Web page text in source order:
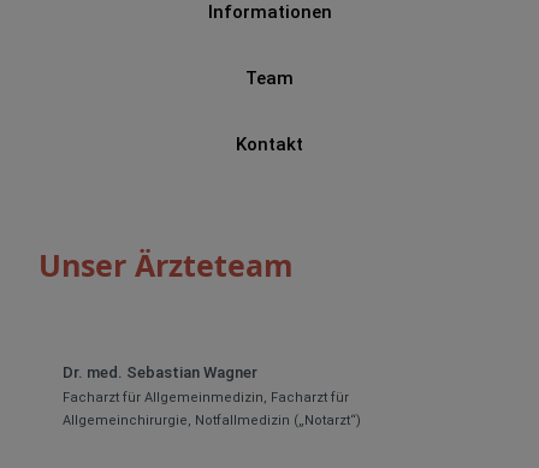
Informationen
Team
Kontakt
Unser Ärzteteam
Dr. med. Sebastian Wagner
Facharzt für Allgemeinmedizin, Facharzt für
Allgemeinchirurgie, Notfallmedizin („Notarzt“)